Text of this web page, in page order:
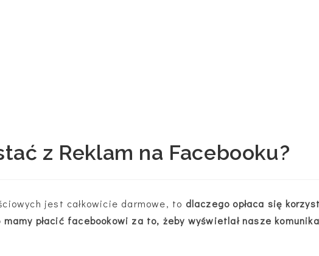
z Reklam na Facebooku?
jest całkowicie darmowe, to dlaczego opłaca się
płacić facebookowi za to, żeby wyświetlał nasze